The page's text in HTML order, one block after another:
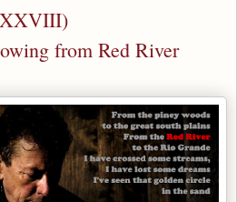
from Red River